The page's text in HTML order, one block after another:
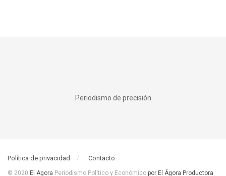
Periodismo de precisión
Política de privacidad Contacto
© 2020 El Agora Periodismo Político y Económico por El Ágora Productora